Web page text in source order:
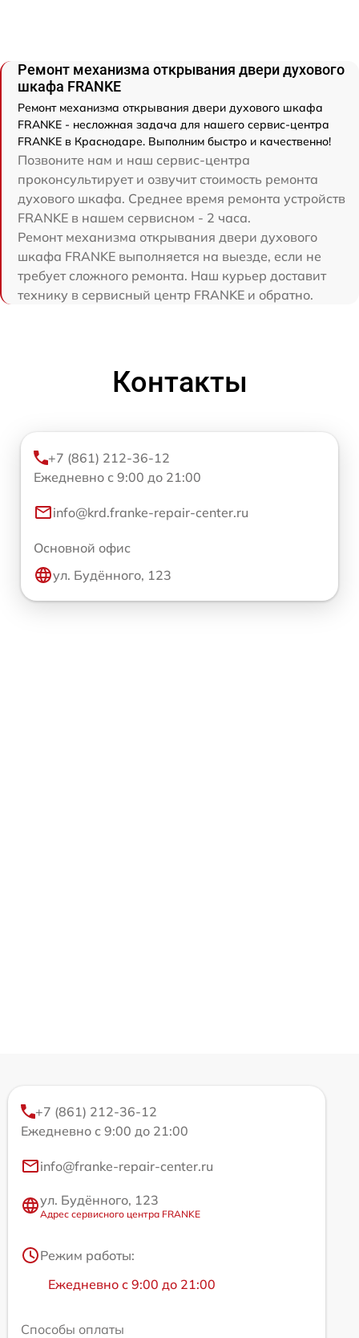
Ремонт механизма открывания двери духового
шкафа FRANKE
Ремонт механизма открывания двери духового шкафа
FRANKE - несложная задача для нашего сервис-центра
FRANKE в Краснодаре. Выполним быстро и качественно!
Позвоните нам и наш сервис-центра
проконсультирует и озвучит стоимость ремонта
духового шкафа. Среднее время ремонта устройств
FRANKE в нашем сервисном - 2 часа.
Ремонт механизма открывания двери духового
шкафа FRANKE выполняется на выезде, если не
требует сложного ремонта. Наш курьер доставит
технику в сервисный центр FRANKE и обратно.
Контакты
+7 (861) 212-36-12
Ежедневно с 9:00 до 21:00
info@krd.franke-repair-center.ru
Основной офис
ул. Будённого, 123
+7 (861) 212-36-12
Ежедневно с 9:00 до 21:00
info@franke-repair-center.ru
ул. Будённого, 123
Адрес сервисного центра FRANKE
Режим работы:
Ежедневно с 9:00 до 21:00
Способы оплаты